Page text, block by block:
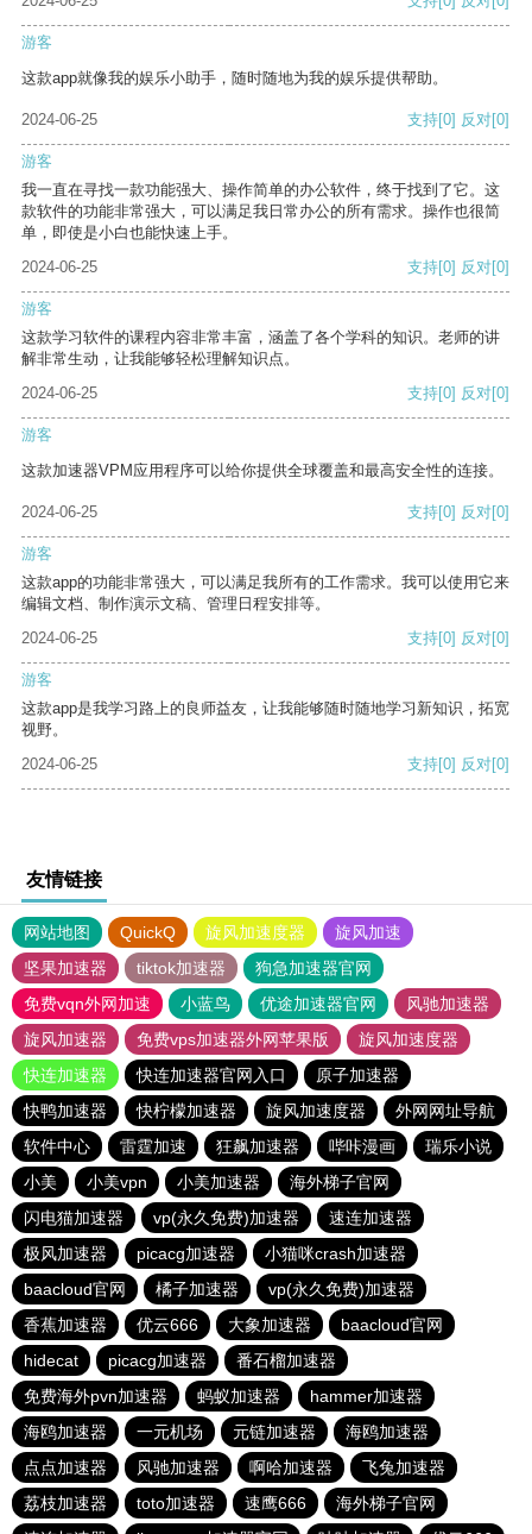
游客
这款app就像我的娱乐小助手，随时随地为我的娱乐提供帮助。
2024-06-25 支持[0] 反对[0]
游客
我一直在寻找一款功能强大、操作简单的办公软件，终于找到了它。这
款软件的功能非常强大，可以满足我日常办公的所有需求。操作也很简
单，即使是小白也能快速上手。
2024-06-25
支持[0] 反对[0]
游客
这款学习软件的课程内容非常丰富，涵盖了各个学科的知识。老师的讲
解非常生动，让我能够轻松理解知识点。
2024-06-25
支持[0] 反对[0]
游客
这款加速器VPM应用程序可以给你提供全球覆盖和最高安全性的连接。
2024-06-25 支持[0] 反对[0]
游客
这款app的功能非常强大，可以满足我所有的工作需求。我可以使用它来
编辑文档、制作演示文稿、管理日程安排等。
2024-06-25
支持[0] 反对[0]
游客
这款app是我学习路上的良师益友，让我能够随时随地学习新知识，拓宽
视野。
2024-06-25
支持[0] 反对[0]
友情链接
网站地图 QuickQ 旋风加速度器
旋风加速
坚果加速器
tiktok加速器
狗急加速器官网
免费vqn外网加速
小蓝鸟 优途加速器官网
风驰加速器
旋风加速器
免费vps加速器外网苹果版
旋风加速度器
快连加速器
快连加速器官网入口
原子加速器
快鸭加速器
快柠檬加速器 旋风加速度器
外网网址导航
软件中心
雷霆加速 狂飙加速器 哔咔漫画
瑞乐小说
小美
小美vpn 小美加速器
海外梯子官网
闪电猫加速器
vp(永久免费)加速器
速连加速器
极风加速器
picacg加速器
小猫咪crash加速器
baacloud官网
橘子加速器
vp(永久免费)加速器
香蕉加速器
优云666 大象加速器
baacloud官网
hidecat
picacg加速器
番石榴加速器
免费海外pvn加速器
蚂蚁加速器
hammer加速器
海鸥加速器
一元机场 元链加速器
海鸥加速器
点点加速器
风驰加速器 啊哈加速器
飞兔加速器
荔枝加速器
toto加速器 速鹰666
海外梯子官网